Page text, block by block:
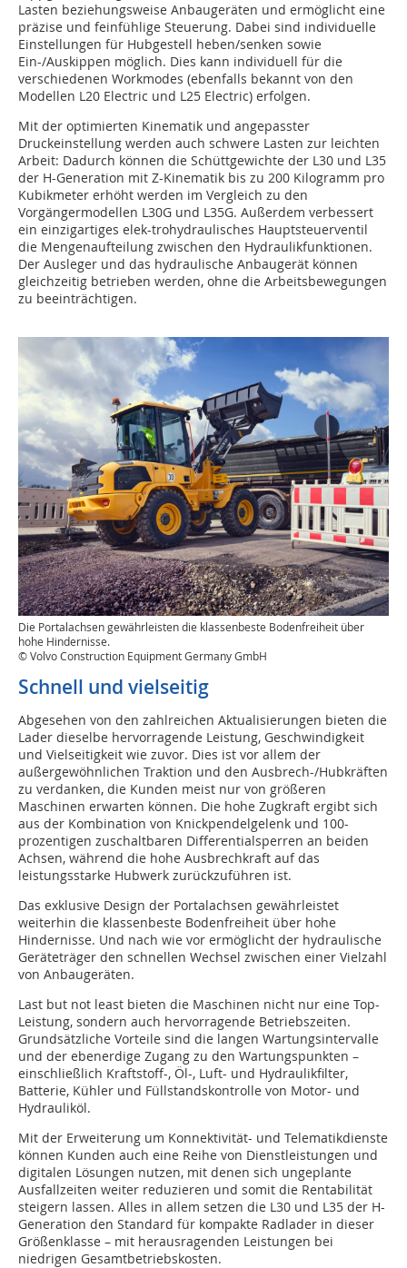
Lasten beziehungsweise Anbaugeräten und ermöglicht eine
präzise und feinfühlige Steuerung. Dabei sind individuelle
Einstellungen für Hubgestell heben/senken sowie
Ein-/Auskippen möglich. Dies kann individuell für die
verschiedenen Workmodes (ebenfalls bekannt von den
Modellen L20 Electric und L25 Electric) erfolgen.
Mit der optimierten Kinematik und angepasster
Druckeinstellung werden auch schwere Lasten zur leichten
Arbeit: Dadurch können die Schüttgewichte der L30 und L35
der H-Generation mit Z-Kinematik bis zu 200 Kilogramm pro
Kubikmeter erhöht werden im Vergleich zu den
Vorgängermodellen L30G und L35G. Außerdem verbessert
ein einzigartiges elek-trohydraulisches Hauptsteuerventil
die Mengenaufteilung zwischen den Hydraulikfunktionen.
Der Ausleger und das hydraulische Anbaugerät können
gleichzeitig betrieben werden, ohne die Arbeitsbewegungen
zu beeinträchtigen.
Die Portalachsen gewährleisten die klassenbeste Bodenfreiheit über
hohe Hindernisse.
© Volvo Construction Equipment Germany GmbH
Schnell und vielseitig
Abgesehen von den zahlreichen Aktualisierungen bieten die
Lader dieselbe hervorragende Leistung, Geschwindigkeit
und Vielseitigkeit wie zuvor. Dies ist vor allem der
außergewöhnlichen Traktion und den Ausbrech-/Hubkräften
zu verdanken, die Kunden meist nur von größeren
Maschinen erwarten können. Die hohe Zugkraft ergibt sich
aus der Kombination von Knickpendelgelenk und 100-
prozentigen zuschaltbaren Differentialsperren an beiden
Achsen, während die hohe Ausbrechkraft auf das
leistungsstarke Hubwerk zurückzuführen ist.
Das exklusive Design der Portalachsen gewährleistet
weiterhin die klassenbeste Bodenfreiheit über hohe
Hindernisse. Und nach wie vor ermöglicht der hydraulische
Geräteträger den schnellen Wechsel zwischen einer Vielzahl
von Anbaugeräten.
Last but not least bieten die Maschinen nicht nur eine Top-
Leistung, sondern auch hervorragende Betriebszeiten.
Grundsätzliche Vorteile sind die langen Wartungsintervalle
und der ebenerdige Zugang zu den Wartungspunkten –
einschließlich Kraftstoff-, Öl-, Luft- und Hydraulikfilter,
Batterie, Kühler und Füllstandskontrolle von Motor- und
Hydrauliköl.
Mit der Erweiterung um Konnektivität- und Telematikdienste
können Kunden auch eine Reihe von Dienstleistungen und
digitalen Lösungen nutzen, mit denen sich ungeplante
Ausfallzeiten weiter reduzieren und somit die Rentabilität
steigern lassen. Alles in allem setzen die L30 und L35 der H-
Generation den Standard für kompakte Radlader in dieser
Größenklasse – mit herausragenden Leistungen bei
niedrigen Gesamtbetriebskosten.